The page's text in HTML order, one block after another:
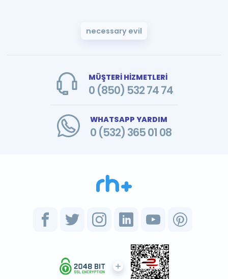
necessary evil
MÜŞTERİ HİZMETLERİ
0 (850) 532 74 74
WHATSAPP YARDIM
0 (532) 365 01 08